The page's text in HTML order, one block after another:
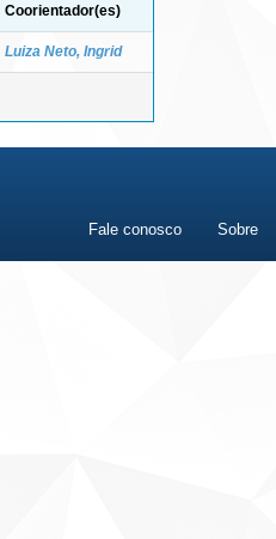
Coorientador(es)
Luiza Neto, Ingrid
Fale conosco Sobre